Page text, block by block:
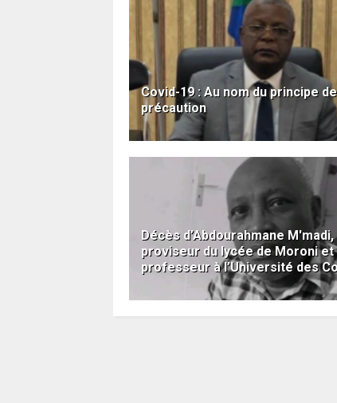
Covid-19 : Au nom du principe de
précaution
Décès d’Abdourahmane
proviseur du lycée de Moroni et
professeur à l’Université des